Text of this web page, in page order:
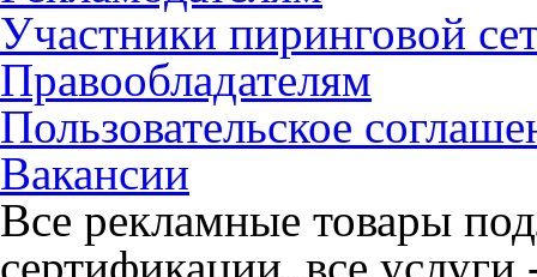
Участники пиринговой
Правообладателям
Пользовательское
Вакансии
Все рекламные товары
сертификации, все